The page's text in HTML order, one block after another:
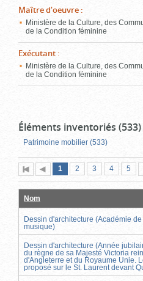
Maître d'oeuvre :
Ministère de la Culture, des
de la Condition féminine
Exécutant :
Ministère de la Culture, des
de la Condition féminine
Éléments inventoriés (533)
Patrimoine mobilier (533)
Première
page
Page
précédente
Page
1 (page
actuelle)
Page
2 Page
3 Page
4 5
Nom
Dessin d'architecture (Académie de
musique)
Dessin d'architecture (Année
du règne de sa Majesté Victoria
d'Angleterre et du Royaume Unie.
proposé sur le St. Laurent devant